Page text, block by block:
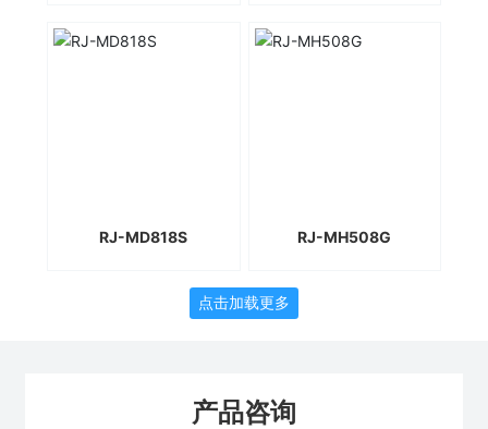
RJ-MD818S RJ-MH508G
点击加载更多
产品咨询